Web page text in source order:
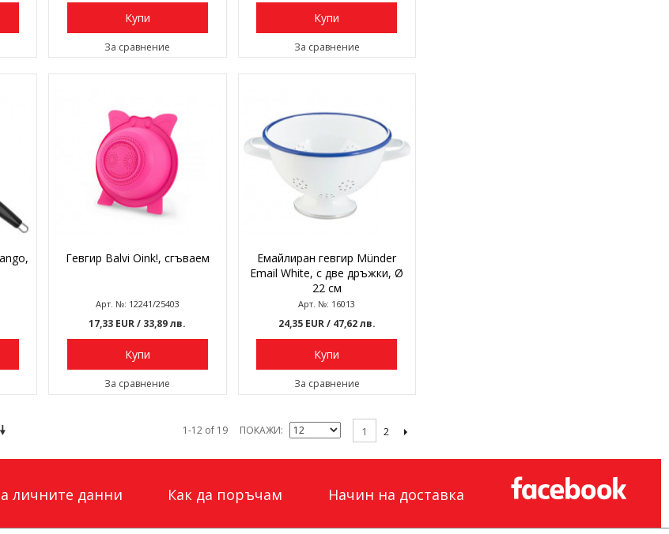
Купи
За сравнение
Купи
За сравнение
Гевгир Balvi Oink!, сгъваем
Арт. №: 12241/25403
17,33 EUR/ 33,89 лв.
Купи
За сравнение
Емайлиран гевгир Münder
Email White, с две дръжки, Ø
22 см
Арт. №: 16013
24,35 EUR/ 47,62 лв.
Купи
За сравнение
1-12 of 19 ПОКАЖИ 1 2
личните данни Как да поръчам Начин на доставка